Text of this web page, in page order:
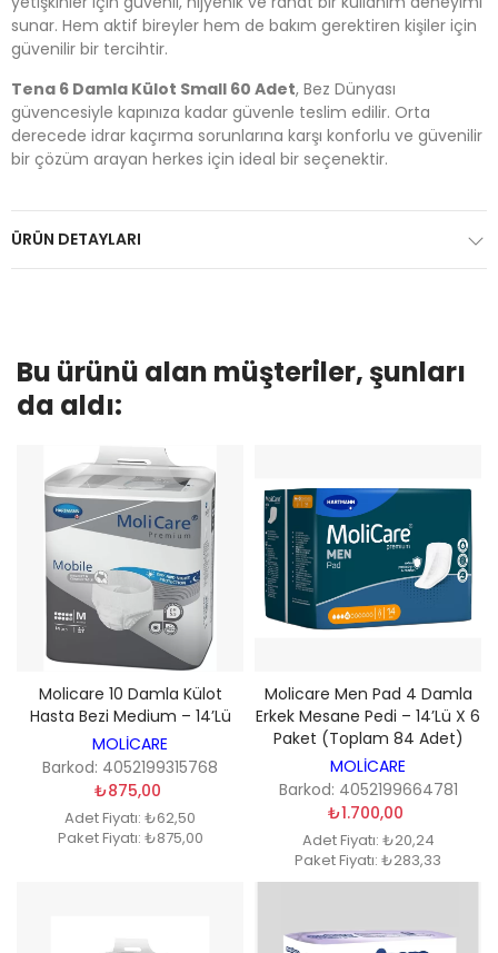
sunar. Hem aktif bireyler hem de bakım gerektiren kişiler için
güvenilir bir tercihtir.
Tena 6 Damla Külot Small 60 Adet, Bez Dünyası
güvencesiyle kapınıza kadar güvenle teslim edilir. Orta
derecede idrar kaçırma sorunlarına karşı konforlu ve güvenilir
bir çözüm arayan herkes için ideal bir seçenektir.
ÜRÜN DETAYLARI
Bu ürünü alan müşteriler, şunları
da aldı:
Molicare 10 Damla Külot
Hasta Bezi Medium – 14’lü
MOLİCARE
Barkod: 4052199315768
₺875,00
Adet Fiyatı: ₺62,50
Paket Fiyatı: ₺875,00
Molicare Men Pad 4 Damla
Erkek Mesane Pedi – 14’lü X 6
Paket (Toplam 84 Adet)
MOLİCARE
Barkod: 4052199664781
₺1.700,00
Adet Fiyatı: ₺20,24
Paket Fiyatı: ₺283,33